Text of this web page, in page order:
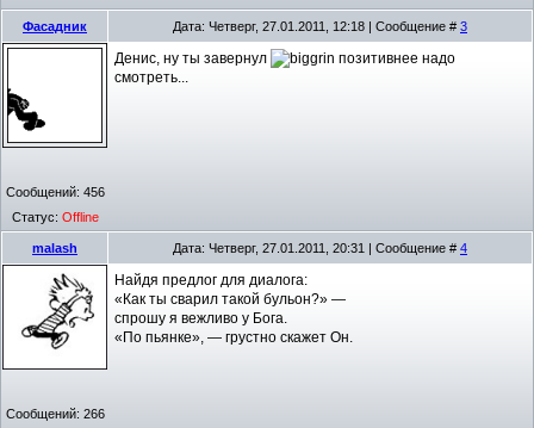
Фасадник Дата: Четверг, 27.01.2011, 12:18 | Сообщение # 3
Сообщений: 456
Статус: Offline
Денис, ну ты завернул
позитивнее надо
смотреть...
malash Дата: Четверг, 27.01.2011, 20:31 | Сообщение # 4
Сообщений: 266
Найдя предлог для диалога:
«Как ты сварил такой бульон?» —
спрошу я вежливо у Бога.
«По пьянке», — грустно скажет Он.